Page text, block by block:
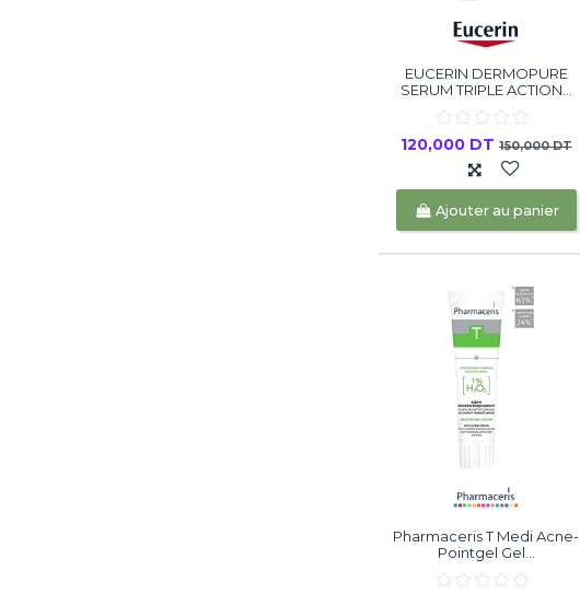
EUCERIN DERMOPURE
SERUM TRIPLE ACTION...
120,000 DT150,000 DT
Ajouter au panier
Pharmaceris T Medi Acne-
Pointgel Gel...